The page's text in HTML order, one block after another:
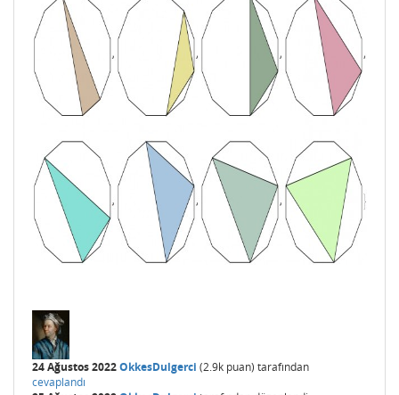
24 Ağustos 2022OkkesDulgerci (2.9k puan) tarafından
cevaplandı